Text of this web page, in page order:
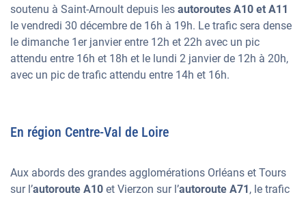
soutenu à Saint-Arnoult depuis les autoroutes A10 et A11
le vendredi 30 décembre de 16h à 19h. Le trafic sera dense
le dimanche 1er janvier entre 12h et 22h avec un pic
attendu entre 16h et 18h et le lundi 2 janvier de 12h à 20h,
avec un pic de trafic attendu entre 14h et 16h.
En région Centre-Val de Loire
Aux abords des grandes agglomérations Orléans et Tours
sur l’autoroute A10 et Vierzon sur l’autoroute A71, le trafic